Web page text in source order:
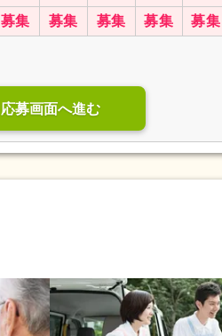
募集 募集 募集 募集 募集
応募画面へ進む